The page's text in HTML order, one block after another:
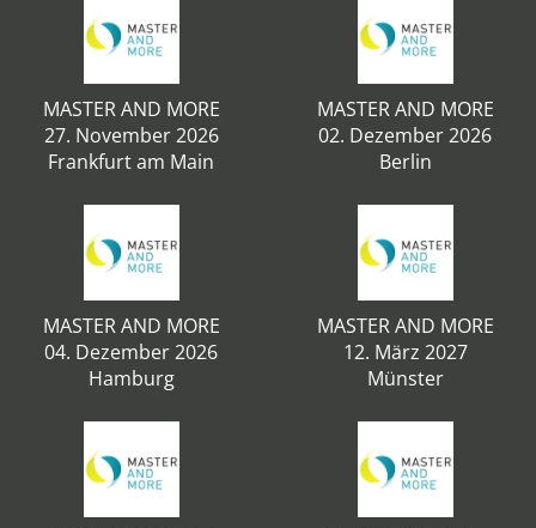
MASTER AND MORE
27. November 2026
Frankfurt am Main
MASTER AND MORE
02. Dezember 2026
Berlin
MASTER AND MORE
04. Dezember 2026
Hamburg
MASTER AND MORE
12. März 2027
Münster